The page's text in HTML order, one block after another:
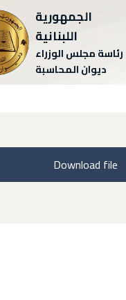
الجمهورية
اللبنانية
رئاسة مجلس الوزراء
ديوان المحاسبة
Download file